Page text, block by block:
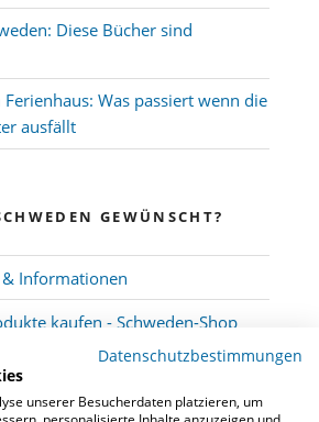
Diese Bücher sind
Was passiert wenn die
ausfällt
GEWÜNSCHT?
Informationen
kaufen - Schweden-Shop
Datenschutzbestimmungen
unserer Besucherdaten platzieren, um